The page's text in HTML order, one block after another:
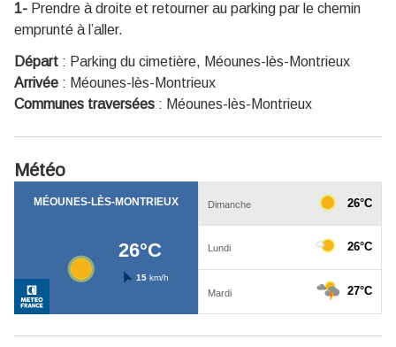
1- Prendre à droite et retourner au parking par le chemin
emprunté à l’aller.
Départ : Parking du cimetière, Méounes-lès-Montrieux
Arrivée : Méounes-lès-Montrieux
Communes traversées : Méounes-lès-Montrieux
Météo